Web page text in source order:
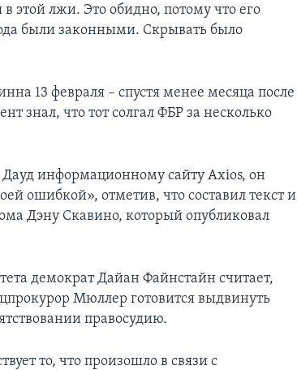
этой лжи. Это обидно, потому что его
были законными. Скрывать было
13 февраля – спустя менее месяца после
знал, что тот солгал ФБР за несколько
информационному сайту Axios, он
ошибкой», отметив, что составил текст и
Дэну Скавино, который опубликовал
демократ Дайан Файнстайн считает,
Мюллер готовится выдвинуть
правосудию.
то, что произошло в связи с